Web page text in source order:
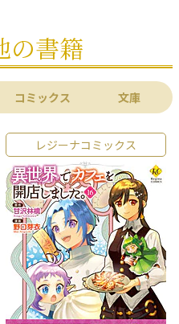
の書籍
コミックス 文庫
レジーナコミックス